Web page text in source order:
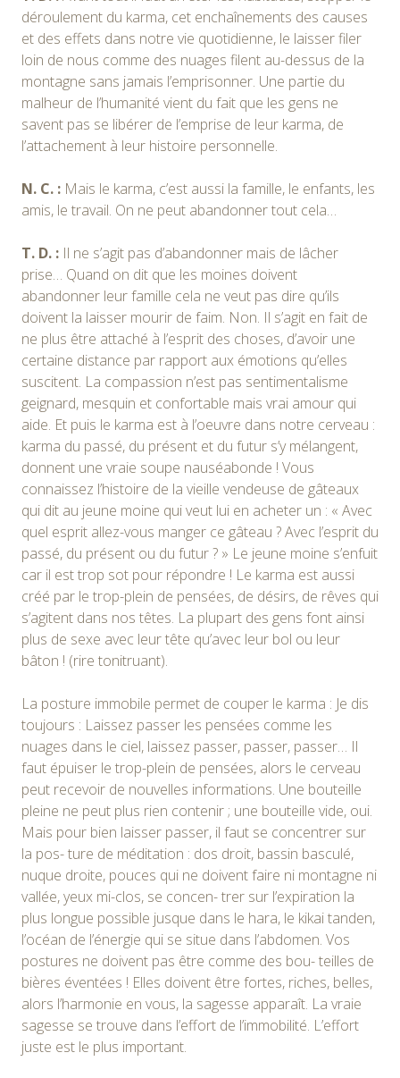
déroulement du karma, cet enchaînements des causes
et des effets dans notre vie quotidienne, le laisser filer
loin de nous comme des nuages filent au-dessus de la
montagne sans jamais l’emprisonner. Une partie du
malheur de l’humanité vient du fait que les gens ne
savent pas se libérer de l’emprise de leur karma, de
l’attachement à leur histoire personnelle.
N. C. : Mais le karma, c’est aussi la famille, le enfants, les
amis, le travail. On ne peut abandonner tout cela…
T. D. : Il ne s’agit pas d’abandonner mais de lâcher
prise… Quand on dit que les moines doivent
abandonner leur famille cela ne veut pas dire qu’ils
doivent la laisser mourir de faim. Non. Il s’agit en fait de
ne plus être attaché à l’esprit des choses, d’avoir une
certaine distance par rapport aux émotions qu’elles
suscitent. La compassion n’est pas sentimentalisme
geignard, mesquin et confortable mais vrai amour qui
aide. Et puis le karma est à l’oeuvre dans notre cerveau :
karma du passé, du présent et du futur s’y mélangent,
donnent une vraie soupe nauséabonde ! Vous
connaissez l’histoire de la vieille vendeuse de gâteaux
qui dit au jeune moine qui veut lui en acheter un : « Avec
quel esprit allez-vous manger ce gâteau ? Avec l’esprit du
passé, du présent ou du futur ? » Le jeune moine s’enfuit
car il est trop sot pour répondre ! Le karma est aussi
créé par le trop-plein de pensées, de désirs, de rêves qui
s’agitent dans nos têtes. La plupart des gens font ainsi
plus de sexe avec leur tête qu’avec leur bol ou leur
bâton ! (rire tonitruant).
La posture immobile permet de couper le karma : Je dis
toujours : Laissez passer les pensées comme les
nuages dans le ciel, laissez passer, passer, passer… Il
faut épuiser le trop-plein de pensées, alors le cerveau
peut recevoir de nouvelles informations. Une bouteille
pleine ne peut plus rien contenir ; une bouteille vide, oui.
Mais pour bien laisser passer, il faut se concentrer sur
la pos- ture de méditation : dos droit, bassin basculé,
nuque droite, pouces qui ne doivent faire ni montagne ni
vallée, yeux mi-clos, se concen- trer sur l’expiration la
plus longue possible jusque dans le hara, le kikai tanden,
l’océan de l’énergie qui se situe dans l’abdomen. Vos
postures ne doivent pas être comme des bou- teilles de
bières éventées ! Elles doivent être fortes, riches, belles,
alors l’harmonie en vous, la sagesse apparaît. La vraie
sagesse se trouve dans l’effort de l’immobilité. L’effort
juste est le plus important.